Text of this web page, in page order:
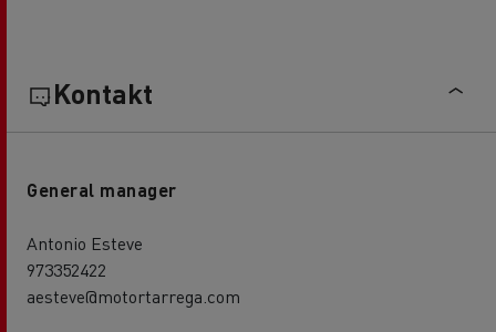
Kontakt
General manager
Antonio Esteve
973352422
aesteve@motortarrega.com